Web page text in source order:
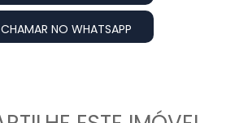
CHAMAR NO WHATSAPP